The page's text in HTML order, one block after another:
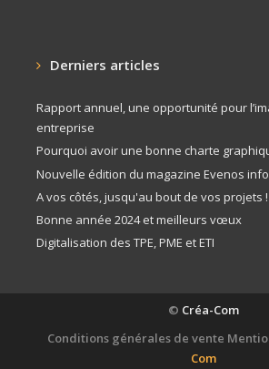
Derniers articles
Rapport annuel, une opportunité pour
entreprise
Pourquoi avoir une bonne charte
Nouvelle édition du magazine Evenos info
A vos côtés, jusqu'au bout de vos projets !
Bonne année 2024 et meilleurs vœux
Digitalisation des TPE, PME et ETI
© Créa-Com
Conditions générales de vente
Com